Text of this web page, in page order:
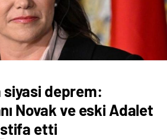
siyasi deprem:
Novak ve eski Adalet
etti